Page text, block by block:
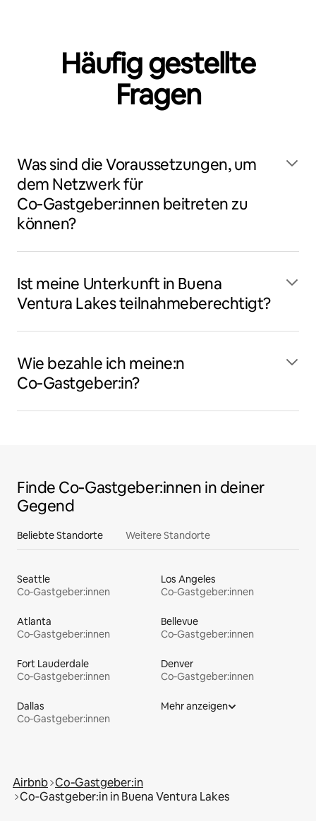
Häufig gestellte
Fragen
Was sind die Voraussetzungen, um
dem Netzwerk für
Co‑Gastgeber:innen beitreten zu
können?
Ist meine Unterkunft in Buena
Ventura Lakes teilnahmeberechtigt?
Wie bezahle ich meine:n
Co‑Gastgeber:in?
Finde Co‑Gastgeber:innen in deiner
Gegend
Beliebte Standorte Weitere Standorte
Seattle
Co‑Gastgeber:innen
Los Angeles
Co‑Gastgeber:innen
Atlanta
Co‑Gastgeber:innen
Bellevue
Co‑Gastgeber:innen
Fort Lauderdale
Co‑Gastgeber:innen
Denver
Co‑Gastgeber:innen
Dallas
Co‑Gastgeber:innen
Mehr anzeigen
Airbnb Co‑Gastgeber:in
Co‑Gastgeber:in in Buena Ventura Lakes